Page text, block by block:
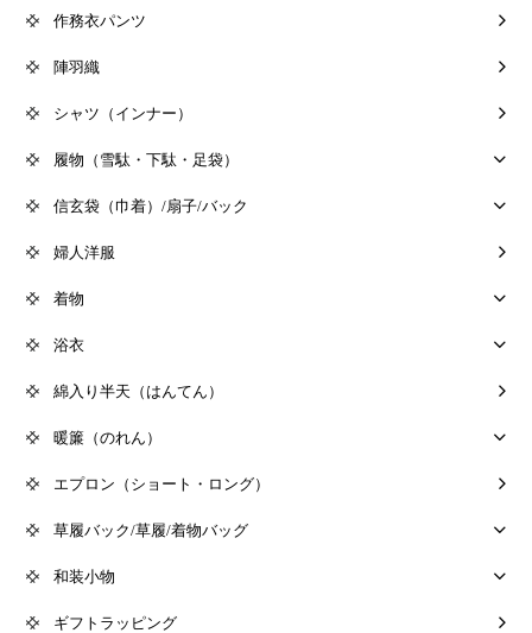
作務衣パンツ
陣羽織
シャツ（インナー）
履物（雪駄・下駄・足袋）
信玄袋（巾着）/扇子/バック
婦人洋服
着物
浴衣
綿入り半天（はんてん）
暖簾（のれん）
エプロン（ショート・ロング）
草履バック/草履/着物バッグ
和装小物
ギフトラッピング